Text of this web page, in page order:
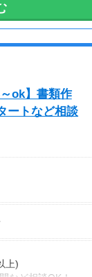
ok】書類作
ートなど相談
)
など
など相談OK！
上)